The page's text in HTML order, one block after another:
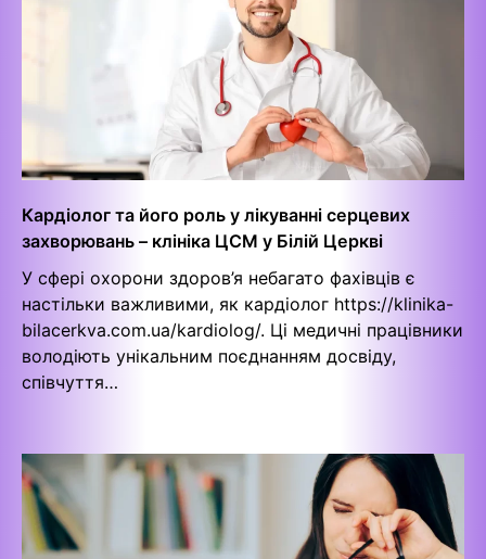
Кардіолог та його роль у лікуванні серцевих
захворювань – клініка ЦСМ у Білій Церкві
У сфері охорони здоров’я небагато фахівців є
настільки важливими, як кардіолог https://klinika-
bilacerkva.com.ua/kardiolog/. Ці медичні працівники
володіють унікальним поєднанням досвіду,
співчуття…